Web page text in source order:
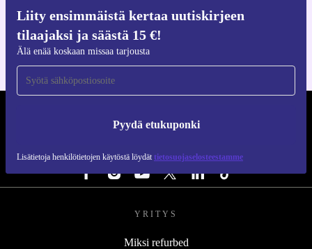
Liity ensimmäistä kertaa uutiskirjeen
tilaajaksi ja säästä 15 €!
Älä enää koskaan missaa tarjousta
Pyydä etukuponki
Lisätietoja henkilötietojen käytöstä löydät tietosuojaselosteestamme
iOS:lle ja Androidille
YRITYS
Miksi refurbed